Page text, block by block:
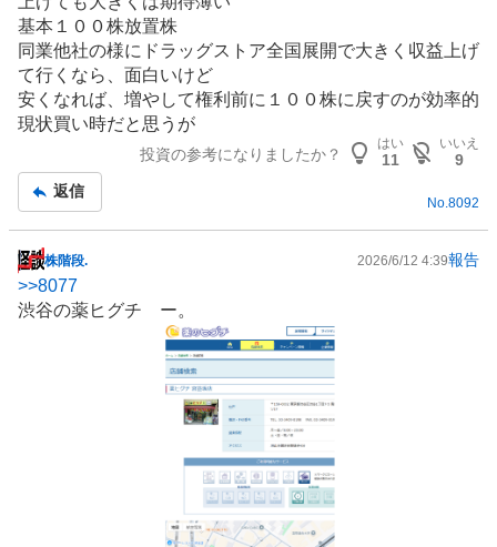
記
事
基本１００株放置株
同業他社の様に ドラッグストア全国展開で大きく収益上げ
て行くなら、面白いけど
安くなれば、増やして権利前に１００株に戻すのが効率的
現状買い時だと思うが
投資の参考になりましたか？
はい
11
いいえ
9
返信
No.8092
掲
示
板
株階段. 2026/6/12 4:39報告
>>8077
渋谷の薬ヒグチ ー。